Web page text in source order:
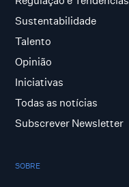
Sustentabilidade
Talento
Opinião
Iniciativas
Todas as notícias
Subscrever Newsletter
SOBRE